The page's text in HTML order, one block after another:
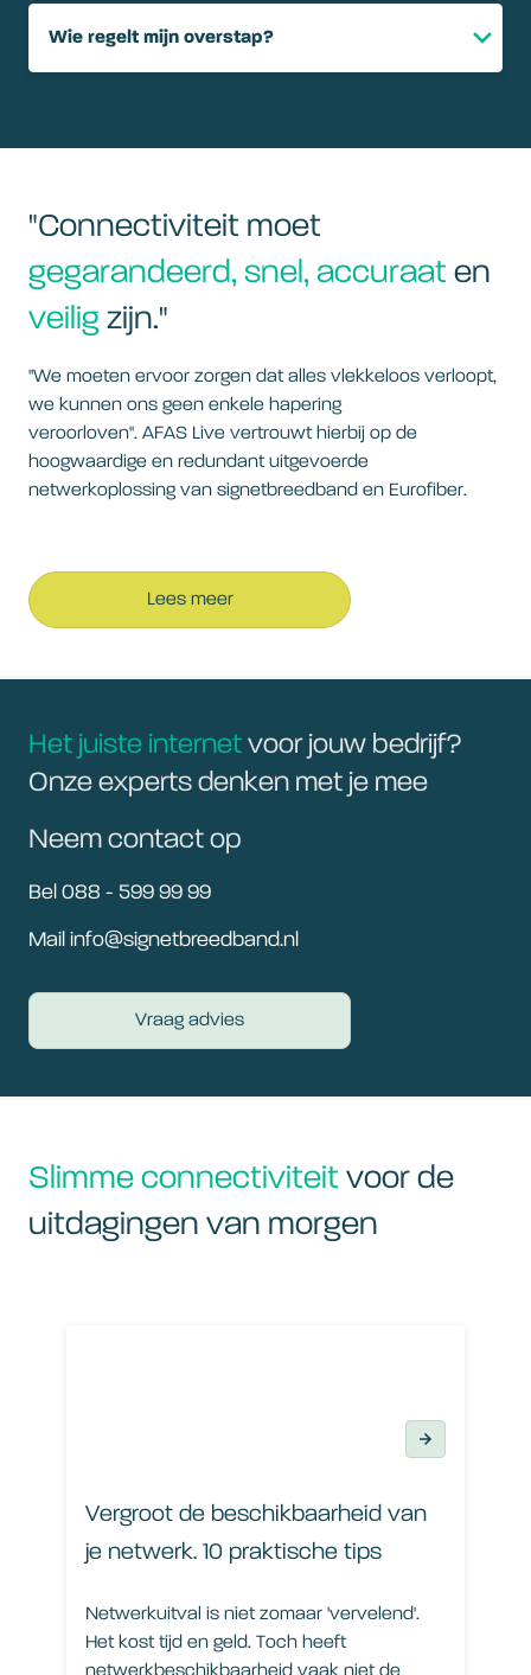
Wie regelt mijn overstap?
"Connectiviteit moet
gegarandeerd, snel, accuraat en
veilig zijn."
"We moeten ervoor zorgen dat alles vlekkeloos verloopt,
we kunnen ons geen enkele hapering
veroorloven". AFAS Live vertrouwt hierbij op de
hoogwaardige en redundant uitgevoerde
netwerkoplossing van signetbreedband en Eurofiber.
Lees meer
Het juiste internet voor jouw bedrijf?
Onze experts denken met je mee
Neem contact op
Bel 088 - 599 99 99
Mail info@signetbreedband.nl
Vraag advies
Slimme connectiviteit voor de
uitdagingen van morgen
Vergroot de beschikbaarheid van
je netwerk. 10 praktische tips
Netwerkuitval is niet zomaar 'vervelend'.
Het kost tijd en geld. Toch heeft